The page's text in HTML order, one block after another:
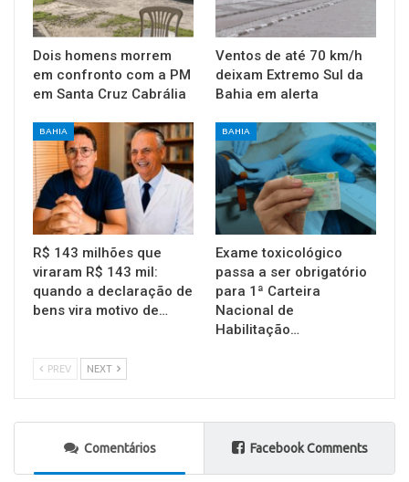
Dois homens morrem
em confronto com a PM
em Santa Cruz Cabrália
Ventos de até 70 km/h
deixam Extremo Sul da
Bahia em alerta
BAHIA
R$ 143 milhões que
viraram R$ 143 mil:
quando a declaração de
bens vira motivo de…
BAHIA
Exame toxicológico
passa a ser obrigatório
para 1ª Carteira
Nacional de
Habilitação…
PREV NEXT
Comentários Facebook Comments